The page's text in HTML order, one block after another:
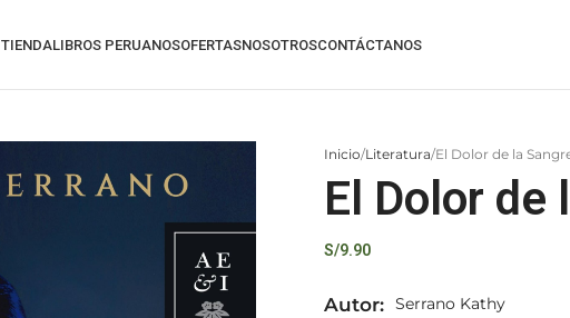
TIENDALIBROS PERUANOSOFERTASNOSOTROSCONTÁCTANOS
Inicio Literatura El Dolor de la
El Dolor de
S/9.90
Autor: Serrano Kathy